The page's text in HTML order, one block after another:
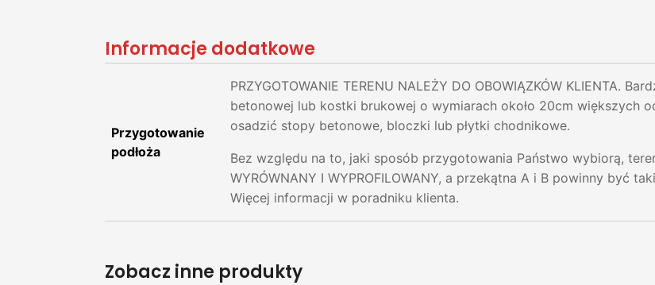
Informacje dodatkowe
Przygotowanie
podłoża
PRZYGOTOWANIE TERENU NALEŻY DO OBOWIĄZKÓW KLIENTA.
betonowej lub kostki brukowej o wymiarach około 20cm większych
osadzić stopy betonowe, bloczki lub płytki chodnikowe.
Bez względu na to, jaki sposób przygotowania Państwo wybiorą,
WYRÓWNANY I WYPROFILOWANY, a przekątna A i B powinny być
Więcej informacji w poradniku klienta.
Zobacz inne produkty